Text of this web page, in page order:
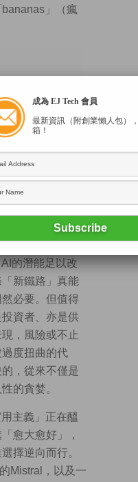
」（瘋
，將現今情況
」（科網泡
遠勝當年。
的潛能足以改
新鐵路」真能
必要。但值得
資者、亦是供
，風險或不止
度扭曲的代
，從來不僅是
的貪婪。
主義」正在醞
愈大愈好」，
擇逆向而行。
Mistral，以及一
成為 EJ Tech 會員
最新資訊（附創業懶人包）
箱！